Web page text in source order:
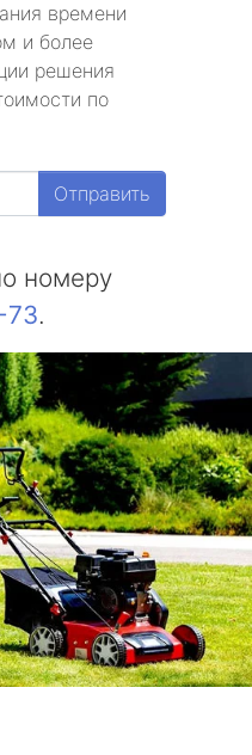
времени
и более
решения
по
Отправить
номеру
73.